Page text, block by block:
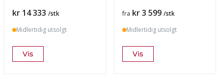
Pris
kr 14 333 /stk
Midlertidig utsolgt
Vis
Pris
fra kr 3 599 /stk
Midlertidig utsolgt
Vis